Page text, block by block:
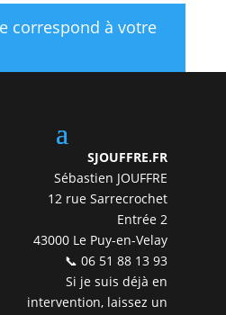
correspond à votre
SJOUFFRE.FR
Sébastien JOUFFRE
12 rue Sarrecrochet
Entrée 2
43000 Le Puy-en-Velay
📞 06 51 88 13 93
Si je suis déjà en
intervention, laissez un